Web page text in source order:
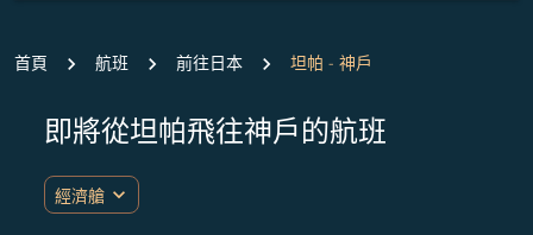
首頁 航班 前往日本 坦帕 - 神戶
即將從坦帕飛往神戶的航班
經濟艙 expand_more
無符合您設定條件的票價，請調整篩選條件。